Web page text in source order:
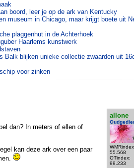
boord, leer je op de ark van Kentucky
museum in Chicago, maar krijgt boete uit
plaggenhut in de Achterhoek
Haarlems kunstwerk
Balk blijken unieke collectie zwaarden uit
voor zinken
allone
55.568
OTindex:
99.233
dan? In meters of ellen of
kan deze ark over een paar